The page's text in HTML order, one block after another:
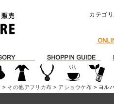
カテゴ
> その他アフリカ布 > アショウケ布 > ヨル